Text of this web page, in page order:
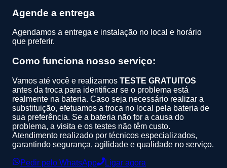
Agende a entrega
Agendamos a entrega e instalação no local e horário
que preferir.
Como funciona nosso serviço:
Vamos até você e realizamos TESTE GRATUITOS
antes da troca para identificar se o problema está
realmente na bateria. Caso seja necessário realizar a
substituição, efetuamos a troca no local pela bateria de
sua preferência. Se a bateria não for a causa do
problema, a visita e os testes não têm custo.
Atendimento realizado por técnicos especializados,
garantindo segurança, agilidade e qualidade no serviço.
Pedir pelo WhatsApp Ligar agora